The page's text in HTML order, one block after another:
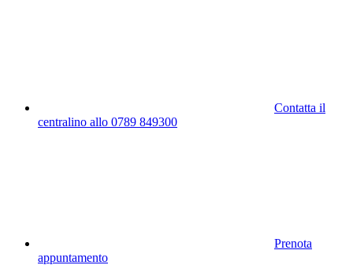
Contatta il
centralino allo 0789 849300
Prenota
appuntamento